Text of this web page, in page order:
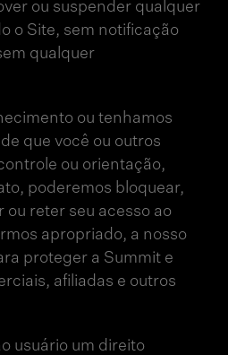
ou suspender qualquer
o Site, sem notificação
qualquer
ou tenhamos
que você ou outros
ou orientação,
poderemos bloquear,
reter seu acesso ao
apropriado, a nosso
proteger a Summit e
afiliadas e outros
usuário um direito